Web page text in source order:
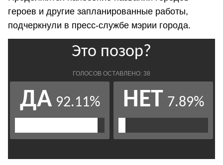
героев и другие запланированные работы,
подчеркнули в пресс-службе мэрии города.